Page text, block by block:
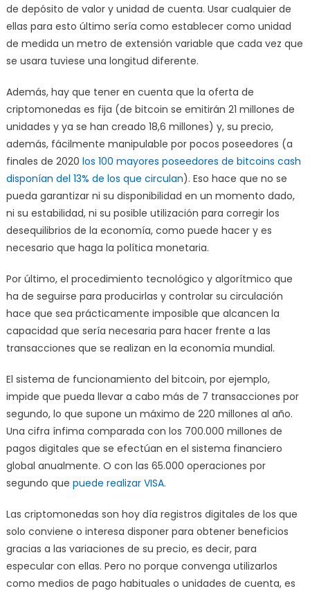
de depósito de valor y unidad de cuenta. Usar cualquier de
ellas para esto último sería como establecer como unidad
de medida un metro de extensión variable que cada vez que
se usara tuviese una longitud diferente.
Además, hay que tener en cuenta que la oferta de
criptomonedas es fija (de bitcoin se emitirán 21 millones de
unidades y ya se han creado 18,6 millones) y, su precio,
además, fácilmente manipulable por pocos poseedores (a
finales de 2020 los 100 mayores poseedores de bitcoins cash
disponían del 13% de los que circulan). Eso hace que no se
pueda garantizar ni su disponibilidad en un momento dado,
ni su estabilidad, ni su posible utilización para corregir los
desequilibrios de la economía, como puede hacer y es
necesario que haga la política monetaria.
Por último, el procedimiento tecnológico y algorítmico que
ha de seguirse para producirlas y controlar su circulación
hace que sea prácticamente imposible que alcancen la
capacidad que sería necesaria para hacer frente a las
transacciones que se realizan en la economía mundial.
El sistema de funcionamiento del bitcoin, por ejemplo,
impide que pueda llevar a cabo más de 7 transacciones por
segundo, lo que supone un máximo de 220 millones al año.
Una cifra ínfima comparada con los 700.000 millones de
pagos digitales que se efectúan en el sistema financiero
global anualmente. O con las 65.000 operaciones por
segundo que puede realizar VISA.
Las criptomonedas son hoy día registros digitales de los que
solo conviene o interesa disponer para obtener beneficios
gracias a las variaciones de su precio, es decir, para
especular con ellas. Pero no porque convenga utilizarlos
como medios de pago habituales o unidades de cuenta, es